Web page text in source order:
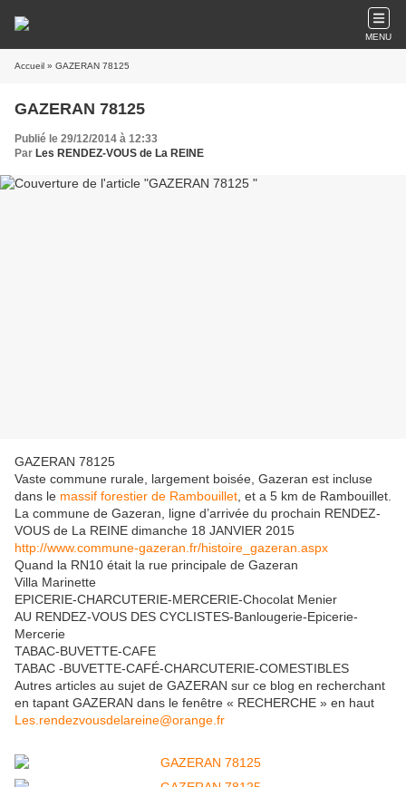
MENU
Accueil » GAZERAN 78125
GAZERAN 78125
Publié le 29/12/2014 à 12:33
Par Les RENDEZ-VOUS de La REINE
GAZERAN 78125
Vaste commune rurale, largement boisée, Gazeran est incluse
dans le massif forestier de Rambouillet , et a 5 km de Rambouillet.
La commune de Gazeran, ligne d’arrivée du prochain RENDEZ-
VOUS de La REINE dimanche 18 JANVIER 2015
http://www.commune-gazeran.fr/histoire_gazeran.aspx
Quand la RN10 était la rue principale de Gazeran
Villa Marinette
EPICERIE-CHARCUTERIE-MERCERIE-Chocolat Menier
AU RENDEZ-VOUS DES CYCLISTES-Banlougerie-Epicerie-
Mercerie
TABAC-BUVETTE-CAFE
TABAC -BUVETTE-CAFÉ-CHARCUTERIE-COMESTIBLES
Autres articles au sujet de GAZERAN sur ce blog en recherchant
en tapant GAZERAN dans le fenêtre « RECHERCHE » en haut
Les.rendezvousdelareine@orange.fr